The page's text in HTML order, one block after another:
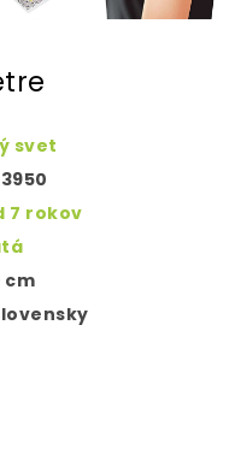
svet
7 rokov
cm